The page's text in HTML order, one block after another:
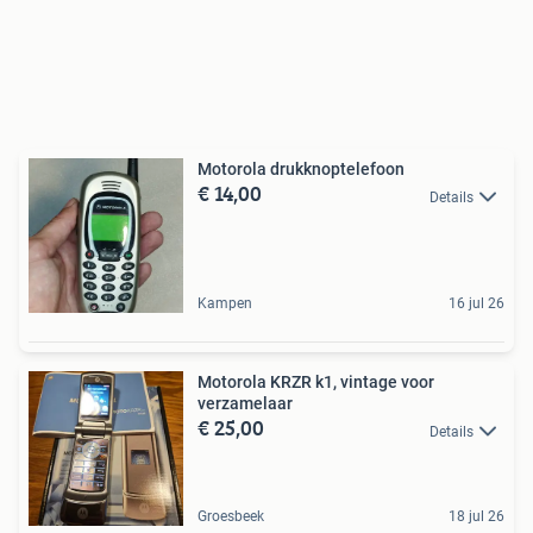
Motorola drukknoptelefoon
€ 14,00 Details
Kampen 16 jul 26
Motorola KRZR k1, vintage voor
verzamelaar
€ 25,00 Details
Groesbeek 18 jul 26